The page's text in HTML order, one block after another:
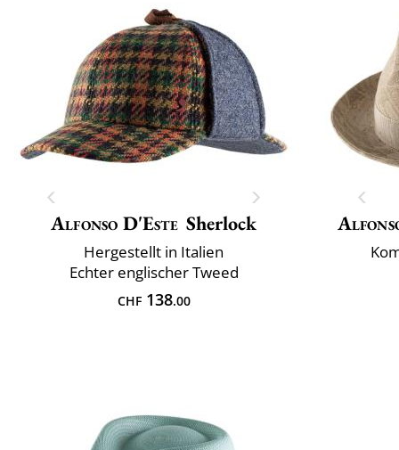
Alfonso D'Este Sherlock
Hergestellt in Italien
Echter englischer Tweed
CHF138.00